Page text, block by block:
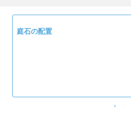
庭石の配置